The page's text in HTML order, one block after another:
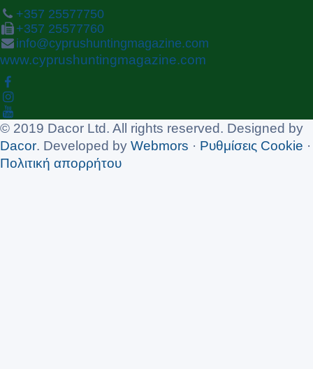
+357 25577750
+357 25577760
info@cyprushuntingmagazine.com
www.cyprushuntingmagazine.com
© 2019 Dacor Ltd. All rights reserved. Designed by
Dacor. Developed by Webmors · Ρυθμίσεις Cookie ·
Πολιτική απορρήτου